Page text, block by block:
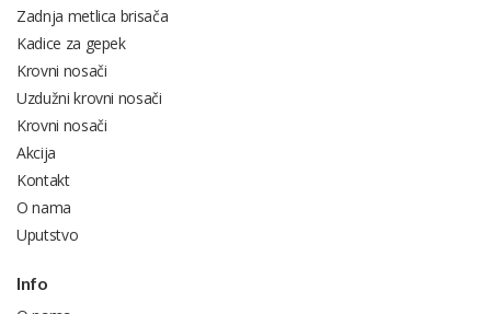
Zadnja metlica brisača
Kadice za gepek
Krovni nosači
Uzdužni krovni nosači
Krovni nosači
Akcija
Kontakt
O nama
Uputstvo
Info